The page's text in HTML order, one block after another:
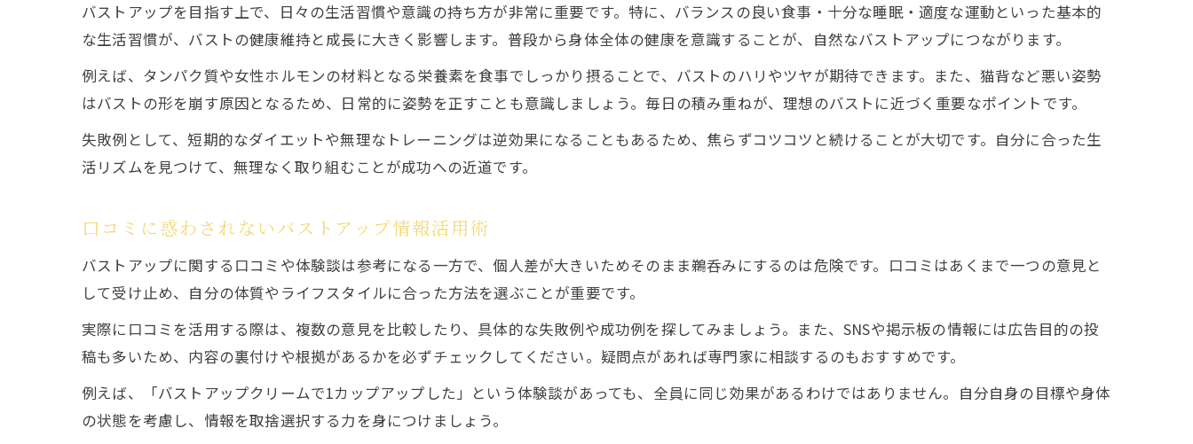
成長期後も続くバストアップの可能性
20代30代のための最新バストアップ情報
バストアップと筋トレの効果的な組み合わせ
筋トレ初心者におすすめのバストアップ方法
筋トレで美胸をつくる日常習慣のポイント
バストアップに欠かせない栄養素と食事習慣
女性ホルモンがバストアップに与える影響
ホルモンバランスを整えるバストアップ方法
バストアップ効果を支える食事の見直し方
バストアップを目指す上で、日々の生活習慣や意識の持ち方が非常に重要です。特に、バランスの良い食事・十分な睡眠・適度な運動といった基本的
な生活習慣が、バストの健康維持と成長に大きく影響します。普段から身体全体の健康を意識することが、自然なバストアップにつながります。
例えば、タンパク質や女性ホルモンの材料となる栄養素を食事でしっかり摂ることで、バストのハリやツヤが期待できます。また、猫背など悪い姿勢
はバストの形を崩す原因となるため、日常的に姿勢を正すことも意識しましょう。毎日の積み重ねが、理想のバストに近づく重要なポイントです。
失敗例として、短期的なダイエットや無理なトレーニングは逆効果になることもあるため、焦らずコツコツと続けることが大切です。自分に合った生
活リズムを見つけて、無理なく取り組むことが成功への近道です。
口コミに惑わされないバストアップ情報活用術
バストアップに関する口コミや体験談は参考になる一方で、個人差が大きいためそのまま鵜呑みにするのは危険です。口コミはあくまで一つの意見と
して受け止め、自分の体質やライフスタイルに合った方法を選ぶことが重要です。
実際に口コミを活用する際は、複数の意見を比較したり、具体的な失敗例や成功例を探してみましょう。また、SNSや掲示板の情報には広告目的の投
稿も多いため、内容の裏付けや根拠があるかを必ずチェックしてください。疑問点があれば専門家に相談するのもおすすめです。
例えば、「バストアップクリームで1カップアップした」という体験談があっても、全員に同じ効果があるわけではありません。自分自身の目標や身体
の状態を考慮し、情報を取捨選択する力を身につけましょう。